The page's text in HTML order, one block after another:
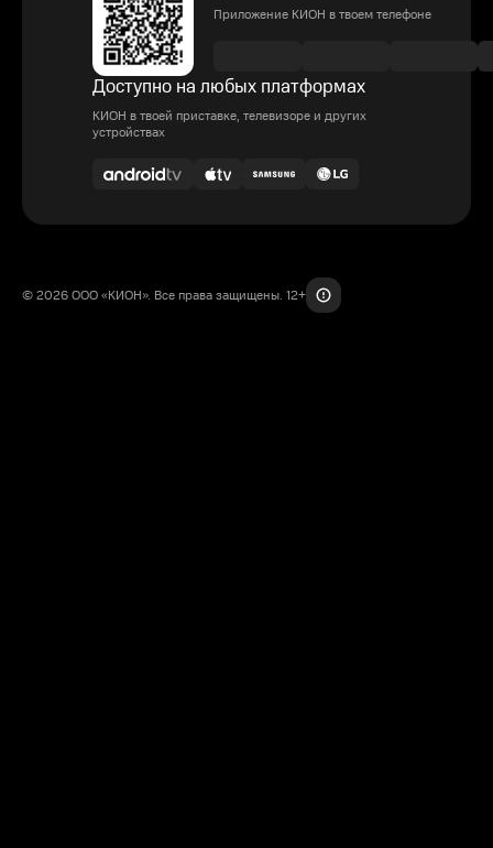
Приложение КИОН в твоем телефоне
Доступно на любых платформах
КИОН в твоей приставке, телевизоре и других
устройствах
© 2026 ООО «КИОН». Все права защищены. 12+